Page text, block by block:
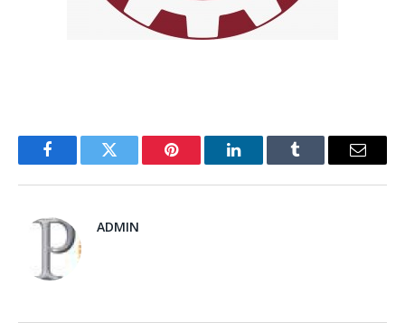
FacebookTwitter Pinterest LinkedInTumblr Email
ADMIN